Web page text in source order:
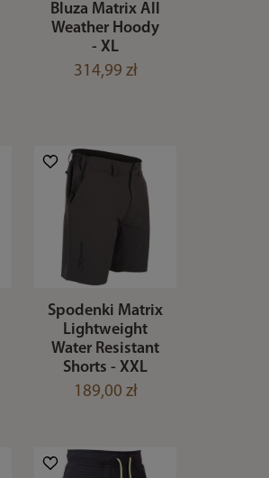
Bluza Matrix All
Weather Hoody
- XL
314,99 zł
Spodenki Matrix
Lightweight
Water Resistant
Shorts - XXL
189,00 zł